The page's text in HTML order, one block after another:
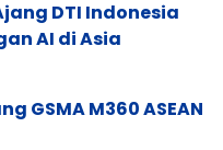
DTI Indonesia
AI di Asia
GSMA M360 ASEAN